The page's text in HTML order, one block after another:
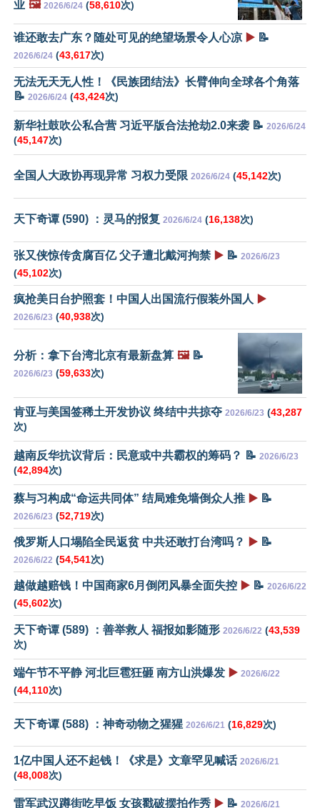
业 🖼️ 2026/6/24 (58,610次)
谁还敢去广东？随处可见的绝望场景令人心凉 ▶️ 📝
2026/6/24 (43,617次)
无法无天无人性！《民族团结法》长臂伸向全球各个角落
📝 2026/6/24 (43,424次)
新华社鼓吹公私合营 习近平版合法抢劫2.0来袭 📝 2026/6/24
(45,147次)
全国人大政协再现异常 习权力受限 2026/6/24 (45,142次)
天下奇谭 (590) ：灵马的报复 2026/6/24 (16,138次)
张又侠惊传贪腐百亿 父子遭北戴河拘禁 ▶️ 📝 2026/6/23
(45,102次)
疯抢美日台护照套！中国人出国流行假装外国人 ▶️
2026/6/23 (40,938次)
分析：拿下台湾北京有最新盘算 🖼️📝
2026/6/23 (59,633次)
肯亚与美国签稀土开发协议 终结中共掠夺 2026/6/23 (43,287
次)
越南反华抗议背后：民意或中共霸权的筹码？ 📝 2026/6/23
(42,894次)
蔡与习构成“命运共同体” 结局难免墙倒众人推 ▶️ 📝
2026/6/23 (52,719次)
俄罗斯人口塌陷全民返贫 中共还敢打台湾吗？ ▶️ 📝
2026/6/22 (54,541次)
越做越赔钱！中国商家6月倒闭风暴全面失控 ▶️ 📝 2026/6/22
(45,602次)
天下奇谭 (589) ：善举救人 福报如影随形 2026/6/22 (43,539
次)
端午节不平静 河北巨雹狂砸 南方山洪爆发 ▶️ 2026/6/22
(44,110次)
天下奇谭 (588) ：神奇动物之猩猩 2026/6/21 (16,829次)
1亿中国人还不起钱！《求是》文章罕见喊话 2026/6/21
(48,008次)
雷军武汉蹲街吃早饭 女孩戳破摆拍作秀 ▶️ 📝 2026/6/21